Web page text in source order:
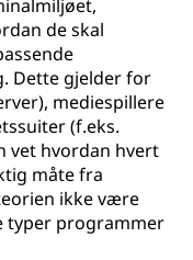
de skal
Dette gjelder for
mediespillere
(f.eks.
vet hvordan hvert
måte fra
ikke være
typer programmer